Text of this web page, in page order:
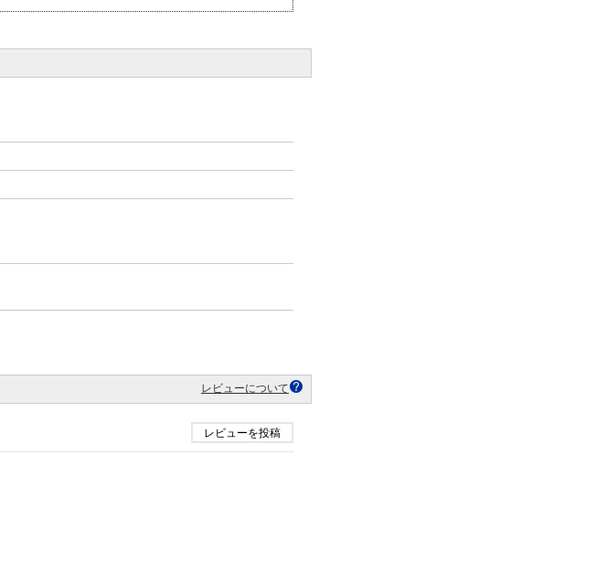
レビューについて
レビューを投稿